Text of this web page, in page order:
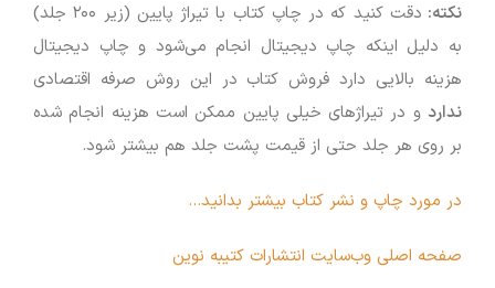
نکته:
دقت کنید که در چاپ کتاب با تیراژ پایین (زیر ۲۰۰ جلد)
به دلیل اینکه چاپ دیجیتال انجام می‌شود و چاپ دیجیتال
هزینه بالایی دارد فروش کتاب در این روش صرفه اقتصادی
ندارد و در تیراژهای خیلی پایین ممکن است هزینه انجام شده
بر روی هر جلد حتی از قیمت پشت جلد هم بیشتر شود.
در مورد چاپ و نشر کتاب بیشتر بدانید…
صفحه اصلی وب‌سایت انتشارات کتیبه نوین